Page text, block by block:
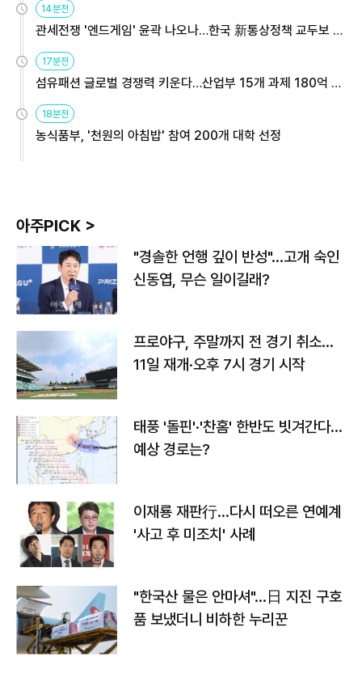
14분전
관세전쟁 '엔드게임' 윤곽 나오나…한국 新통상정책 교두보 활
17분전
섬유패션 글로벌 경쟁력 키운다…산업부 15개 과제 180억 지
18분전
농식품부, '천원의 아침밥' 참여 200개 대학 선정
아주PICK >
"경솔한 언행 깊이 반성"…고개 숙인
신동엽, 무슨 일이길래?
프로야구, 주말까지 전 경기 취소…
11일 재개·오후 7시 경기 시작
태풍 '돌핀'·'찬홈' 한반도 빗겨간다…
예상 경로는?
이재룡 재판行…다시 떠오른 연예계
'사고 후 미조치' 사례
"한국산 물은 안마셔"…日 지진 구호
품 보냈더니 비하한 누리꾼